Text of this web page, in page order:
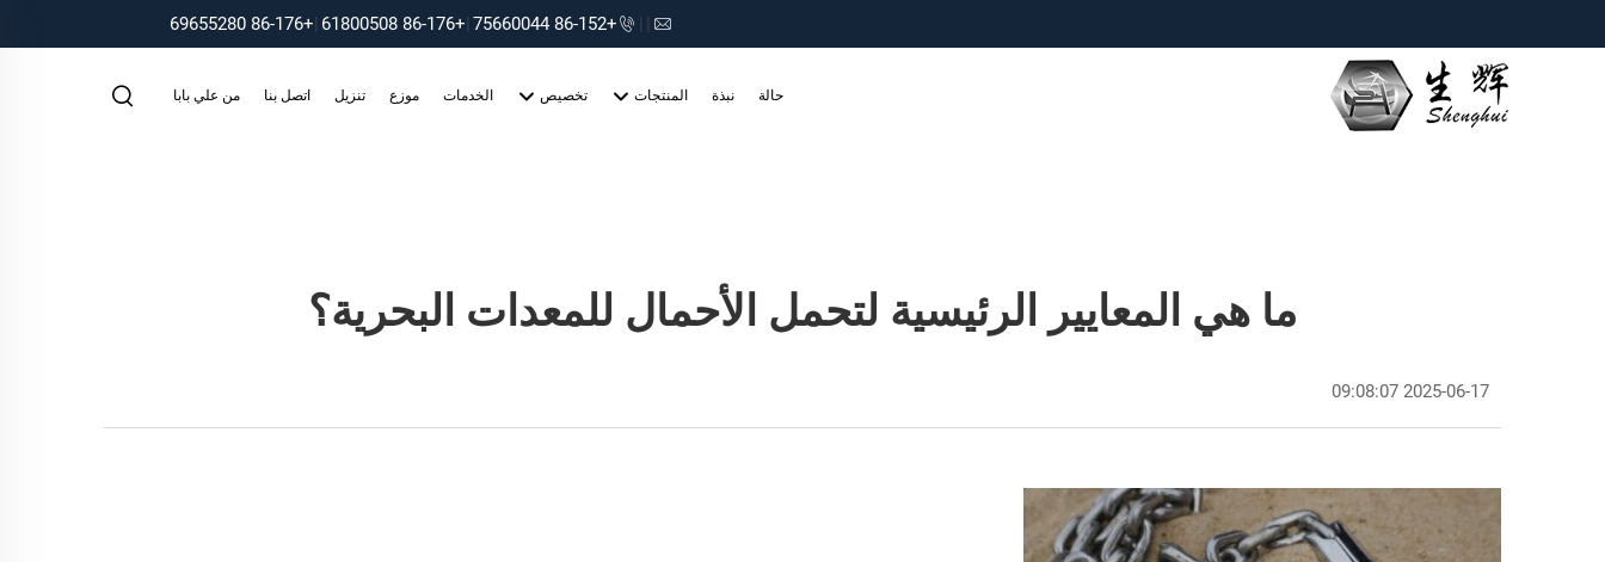
+86-152 75660044
+86-176 61800508
+86-176 69655280
حالة نبذة المنتجات تخصيص الخدمات موزع تنزيل اتصل بنا من علي بابا
ما هي المعايير الرئيسية لتحمل الأحمال للمعدات البحرية؟
2025-06-17 09:08:07